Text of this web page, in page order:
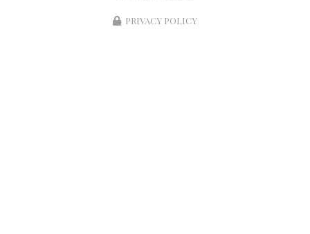
Réserver une table
PRIVACY POLICY